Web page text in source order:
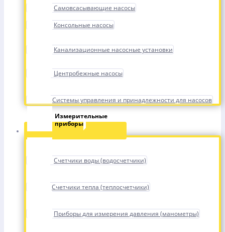
Самовсасывающие насосы
Консольные насосы
Канализационные насосные установки
Центробежные насосы
Системы управления и принадлежности для насосов
Измерительные
приборы
Счетчики воды (водосчетчики)
Счетчики тепла (теплосчетчики)
Приборы для измерения давления (манометры)